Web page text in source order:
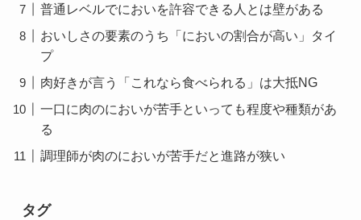
普通レベルでにおいを許容できる人とは壁がある
おいしさの要素のうち「においの割合が高い」タイ
プ
肉好きが言う「これなら食べられる」は大抵NG
一口に肉のにおいが苦手といっても程度や種類があ
る
調理師が肉のにおいが苦手だと進路が狭い
タグ